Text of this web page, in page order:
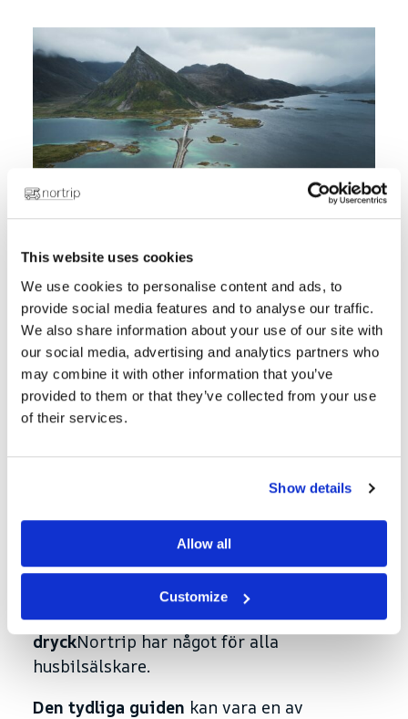
This website uses cookies
We use cookies to personalise content and ads, to
provide social media features and to analyse our traffic.
We also share information about your use of our site with
our social media, advertising and analytics partners who
may combine it with other information that you’ve
provided to them or that they’ve collected from your use
of their services.
Show details
Allow all
Customize
Är du redo att uppleva
Norge på ett helt nytt
sätt med en husbil?
alla. Med Nortrip kan du upptäcka dolda
pärlor, träffa lokala entusiaster och få en
smak av norsk kultur på ett helt nytt sätt.
Oavsett om du vill utforska vackra
landskap, lära dig mer om
lokala
traditioner, ellerSmaka på norsk mat och
dryckNortrip har något för alla
husbilsälskare.
Den tydliga guiden kan vara en av